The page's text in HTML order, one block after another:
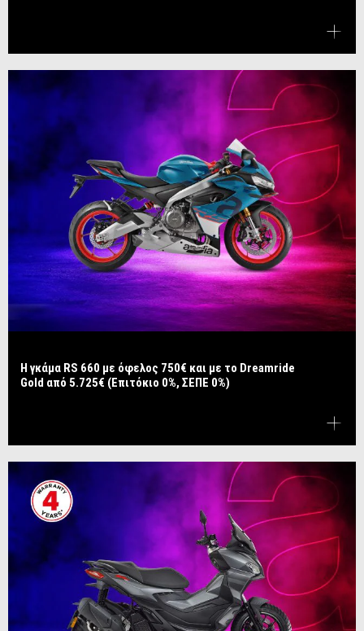
Η γκάμα RS 660 με όφελος 750€ και με το Dreamride
Gold από 5.725€ (Επιτόκιο 0%, ΣΕΠΕ 0%)